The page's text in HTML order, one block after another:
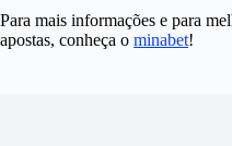
Para mais informações e para
apostas, conheça o minabet!